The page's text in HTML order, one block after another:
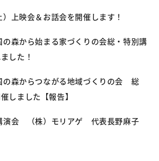
上映会＆お話会を開催します！
森から始まる家づくりの会総・特別講
した！
森からつながる地域づくりの会 総
しました【報告】
演会 （株）モリアゲ 代表長野麻子